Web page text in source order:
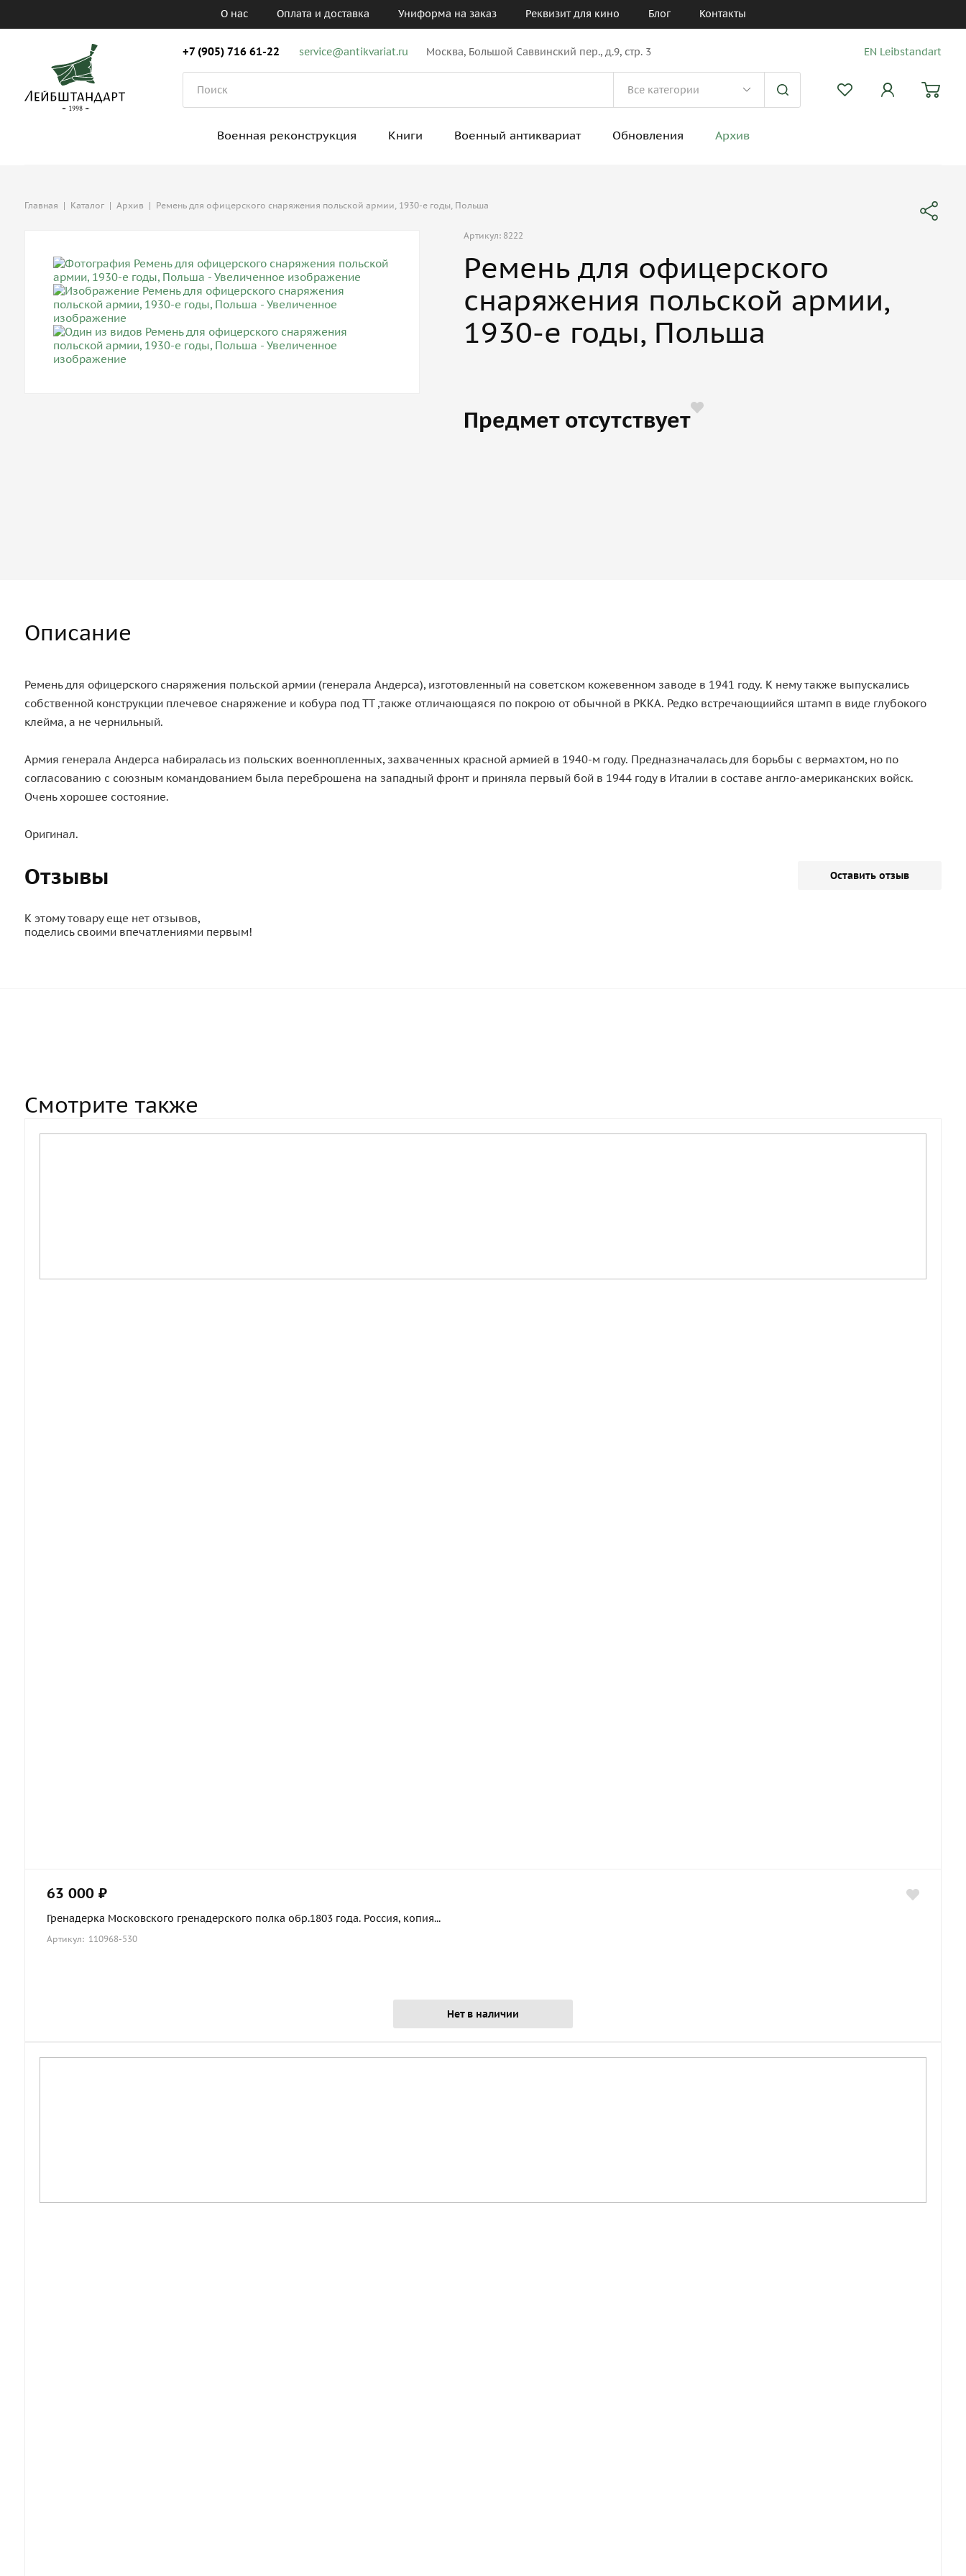
О нас Оплата и доставка Униформа на заказ Реквизит для кино Блог Контакты
+7 (905) 716 61-22 service@antikvariat.ru Москва, Большой Саввинский пер., д.9, стр. 3 EN Leibstandart
Военная реконструкция Книги Военный антиквариат Обновления Архив
Главная | Каталог | Архив | Ремень для офицерского снаряжения польской армии, 1930-е годы, Польша
Артикул: 8222
Ремень для офицерского
снаряжения польской армии,
1930-е годы, Польша
Предмет отсутствует
Описание
Ремень для офицерского снаряжения польской армии (генерала Андерса), изготовленный на советском кожевенном заводе в 1941 году. К нему также выпускались
собственной конструкции плечевое снаряжение и кобура под ТТ ,также отличающаяся по покрою от обычной в РККА. Редко встречающиийся штамп в виде глубокого
клейма, а не чернильный.
Армия генерала Андерса набиралась из польских военнопленных, захваченных красной армией в 1940-м году. Предназначалась для борьбы с вермахтом, но по
согласованию с союзным командованием была переброшена на западный фронт и приняла первый бой в 1944 году в Италии в составе англо-американских войск.
Очень хорошее состояние.
Оригинал.
Отзывы Оставить отзыв
К этому товару еще нет отзывов,
поделись своими впечатлениями первым!
Смотрите также
63 000 ₽
Гренадерка Московского гренадерского полка обр.1803 года. Россия, копия...
Артикул: 110968-530
Нет в наличии